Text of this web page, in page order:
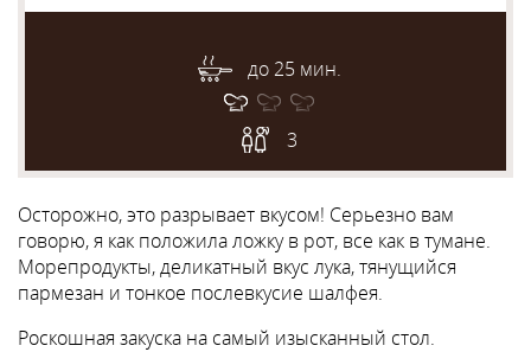
до 25 мин.
3
Осторожно, это разрывает вкусом! Серьезно вам
говорю, я как положила ложку в рот, все как в тумане.
Морепродукты, деликатный вкус лука, тянущийся
пармезан и тонкое послевкусие шалфея.
Роскошная закуска на самый изысканный стол.